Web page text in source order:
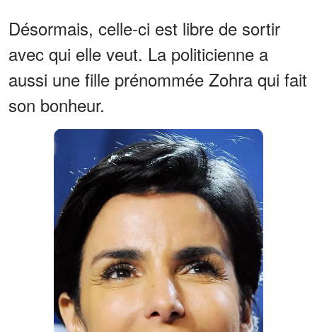
Désormais, celle-ci est libre de sortir
avec qui elle veut. La politicienne a
aussi une fille prénommée Zohra qui fait
son bonheur.